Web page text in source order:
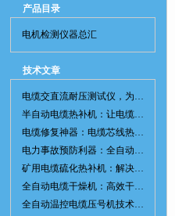
产品目录
电机检测仪器总汇
技术文章
电缆交直流耐压测试仪，为电网安全保驾护航
半自动电缆热补机：让电缆修复更简单、更高效！
电缆修复神器：电缆芯线热补机如何保障电网安全？
电力事故预防利器：全自动控温电缆热补机
矿用电缆硫化热补机：解决矿山电缆故障的新选择
全自动电缆干燥机：高效干燥，电缆质量
全自动温控电缆压号机技术革新：数字化标识的新趋势